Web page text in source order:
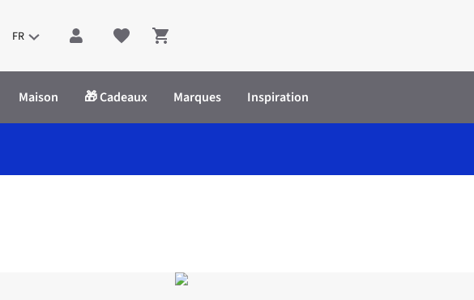
FR Shopping cart
Maison 🎁 Cadeaux Marques Inspiration